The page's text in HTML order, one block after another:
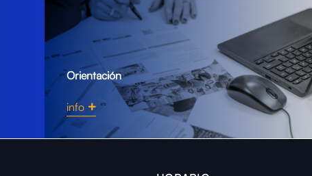
Orientación
info